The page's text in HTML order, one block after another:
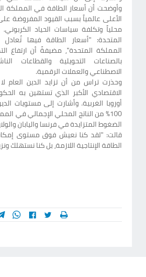
وأوضحت أن أسعار الطاقة في المملكة
الأعلى عالمياً بسبب القيود المفروضة على
محلياً وتكلفة سياسات الحياد
المتحدة: "أسعار الطاقة فيها
المملكة المتحدة"، مضيفةً أن ارتفاع
بالصناعات التحويلية والقطاعات
الاصطناعي والعملات الرقمية.
وحذرت تراس من أن تزايد الدين العام
الاقتصادي الأكبر الذي تستهين به
أوروبا الغربية. وأشارت إلى مستويات
100% من الناتج المحلي الإجمالي في
الضغوط المتزايدة في فرنسا واليابان
قالت: "لقد كنا نعيش فوق مستوى
الطاقة الإنتاجية اللازمة، بل كنا نستهلك